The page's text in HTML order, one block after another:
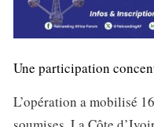
Une participation
L’opération a mobilisé